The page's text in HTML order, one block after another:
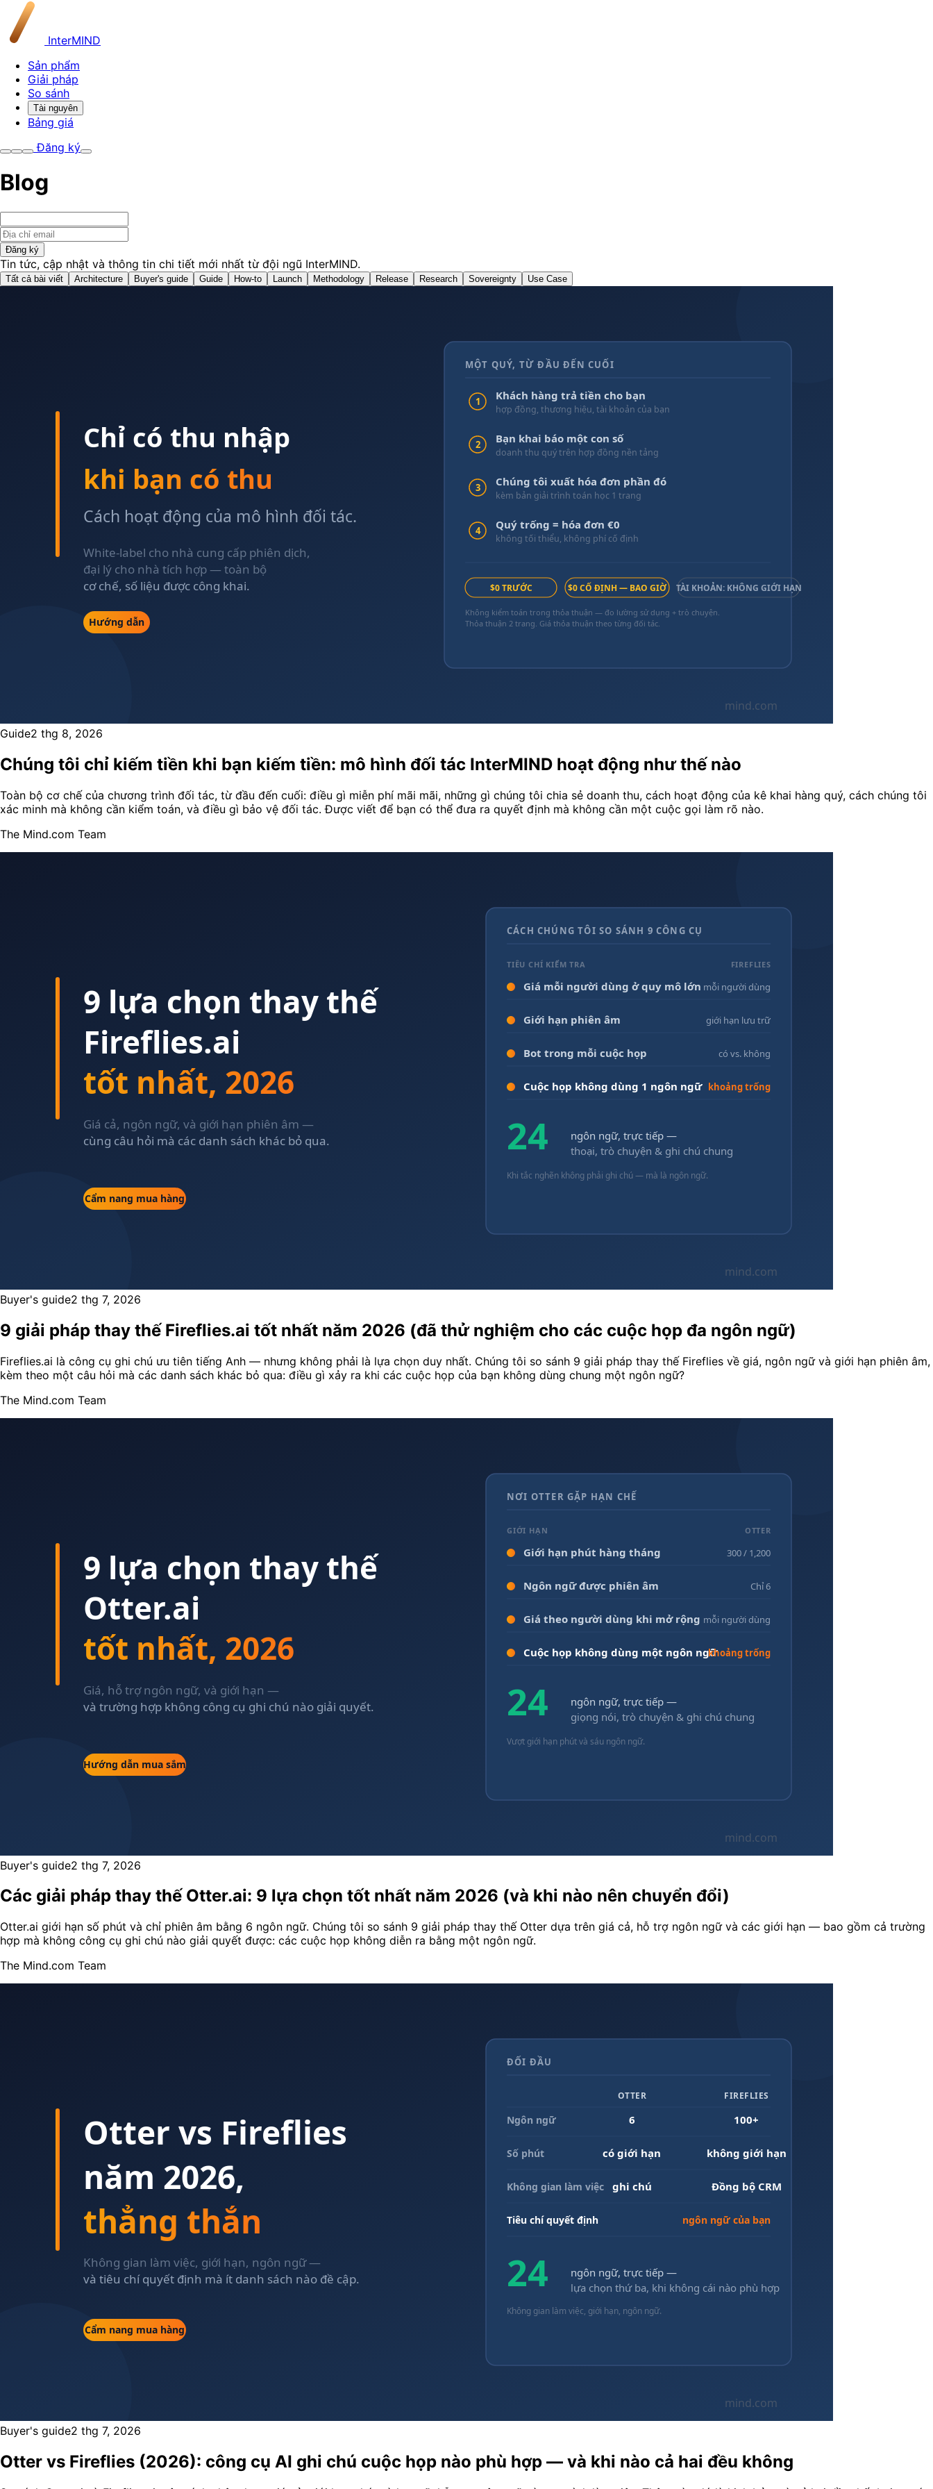
InterMIND
Sản phẩm
Giải pháp
So sánh
Tài nguyên
Bảng giá
Đăng ký
Blog
Đăng ký
Tin tức, cập nhật và thông tin chi tiết mới nhất từ đội ngũ InterMIND.
Tất cả bài viết Architecture Buyer's guide Guide How-to Launch Methodology Release Research Sovereignty Use Case
Guide2 thg 8, 2026
Chúng tôi chỉ kiếm tiền khi bạn kiếm tiền: mô hình đối tác InterMIND hoạt động như thế nào
Toàn bộ cơ chế của chương trình đối tác, từ đầu đến cuối: điều gì miễn phí mãi mãi, những gì chúng tôi chia sẻ doanh thu, cách hoạt động của kê khai hàng quý, cách chúng tôi
xác minh mà không cần kiểm toán, và điều gì bảo vệ đối tác. Được viết để bạn có thể đưa ra quyết định mà không cần một cuộc gọi làm rõ nào.
The Mind.com Team
Buyer's guide2 thg 7, 2026
9 giải pháp thay thế Fireflies.ai tốt nhất năm 2026 (đã thử nghiệm cho các cuộc họp đa ngôn ngữ)
Fireflies.ai là công cụ ghi chú ưu tiên tiếng Anh — nhưng không phải là lựa chọn duy nhất. Chúng tôi so sánh 9 giải pháp thay thế Fireflies về giá, ngôn ngữ và giới hạn phiên âm,
kèm theo một câu hỏi mà các danh sách khác bỏ qua: điều gì xảy ra khi các cuộc họp của bạn không dùng chung một ngôn ngữ?
The Mind.com Team
Buyer's guide2 thg 7, 2026
Các giải pháp thay thế Otter.ai: 9 lựa chọn tốt nhất năm 2026 (và khi nào nên chuyển đổi)
Otter.ai giới hạn số phút và chỉ phiên âm bằng 6 ngôn ngữ. Chúng tôi so sánh 9 giải pháp thay thế Otter dựa trên giá cả, hỗ trợ ngôn ngữ và các giới hạn — bao gồm cả trường
hợp mà không công cụ ghi chú nào giải quyết được: các cuộc họp không diễn ra bằng một ngôn ngữ.
The Mind.com Team
Buyer's guide2 thg 7, 2026
Otter vs Fireflies (2026): công cụ AI ghi chú cuộc họp nào phù hợp — và khi nào cả hai đều không